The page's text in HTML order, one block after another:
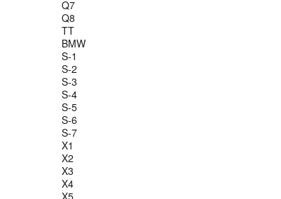
Q7
Q8
TT
BMW
S-1
S-2
S-3
S-4
S-5
S-6
S-7
X1
X2
X3
X4
X5